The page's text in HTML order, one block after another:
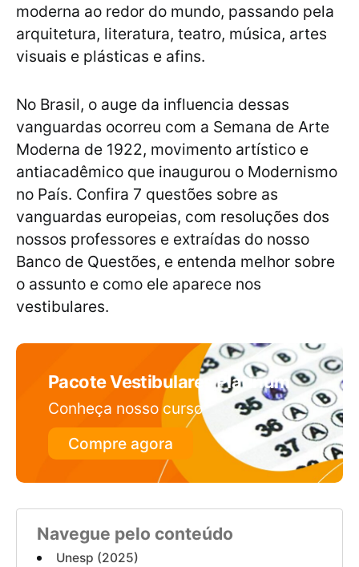
moderna ao redor do mundo, passando pela
arquitetura, literatura, teatro, música, artes
visuais e plásticas e afins.
No Brasil, o auge da influencia dessas
vanguardas ocorreu com a Semana de Arte
Moderna de 1922, movimento artístico e
antiacadêmico que inaugurou o Modernismo
no País. Confira 7 questões sobre as
vanguardas europeias, com resoluções dos
nossos professores e extraídas do nosso
Banco de Questões, e entenda melhor sobre
o assunto e como ele aparece nos
vestibulares.
Pacote Vestibulares Platinum
Conheça nosso curso
Compre agora
Navegue pelo conteúdo
Unesp (2025)